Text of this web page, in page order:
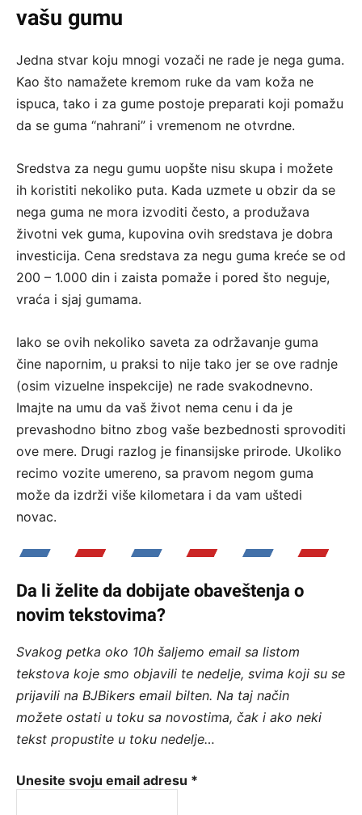
vašu gumu
Jedna stvar koju mnogi vozači ne rade je nega guma.
Kao što namažete kremom ruke da vam koža ne
ispuca, tako i za gume postoje preparati koji pomažu
da se guma “nahrani” i vremenom ne otvrdne.
Sredstva za negu gumu uopšte nisu skupa i možete
ih koristiti nekoliko puta. Kada uzmete u obzir da se
nega guma ne mora izvoditi često, a produžava
životni vek guma, kupovina ovih sredstava je dobra
investicija. Cena sredstava za negu guma kreće se od
200 – 1.000 din i zaista pomaže i pored što neguje,
vraća i sjaj gumama.
Iako se ovih nekoliko saveta za održavanje guma
čine napornim, u praksi to nije tako jer se ove radnje
(osim vizuelne inspekcije) ne rade svakodnevno.
Imajte na umu da vaš život nema cenu i da je
prevashodno bitno zbog vaše bezbednosti sprovoditi
ove mere. Drugi razlog je finansijske prirode. Ukoliko
recimo vozite umereno, sa pravom negom guma
može da izdrži više kilometara i da vam uštedi
novac.
Da li želite da dobijate obaveštenja o
novim tekstovima?
Svakog petka oko 10h šaljemo email sa listom
tekstova koje smo objavili te nedelje, svima koji su se
prijavili na BJBikers email bilten. Na taj način
možete ostati u toku sa novostima, čak i ako neki
tekst propustite u toku nedelje…
Unesite svoju email adresu *